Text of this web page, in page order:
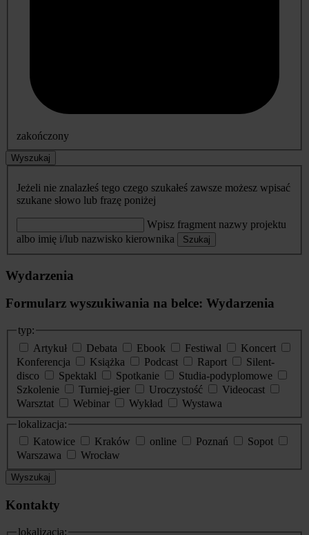
zakończony
Wyszukaj
Jeżeli nie znalazłeś tego czego szukałeś zawsze możesz wpisać
szukane słowo lub frazę poniżej
Wpisz fragment nazwy projektu
albo imię i/lub nazwisko kierownika
Szukaj
Wydarzenia
Formularz wyszukiwania na belce: Wydarzenia
typ:
Artykuł
Debata Ebook Festiwal
Koncert
Konferencja
Książka Podcast Raport
Silent-
disco
Spektakl Spotkanie
Studia-podyplomowe
Szkolenie
Turniej-gier Uroczystość
Videocast
Warsztat
Webinar Wykład
Wystawa
lokalizacja:
Katowice
Kraków online Poznań
Sopot
Warszawa
Wrocław
Wyszukaj
Kontakty
lokalizacja: